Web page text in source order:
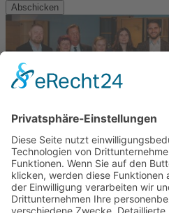
Abschicken
Kontakt